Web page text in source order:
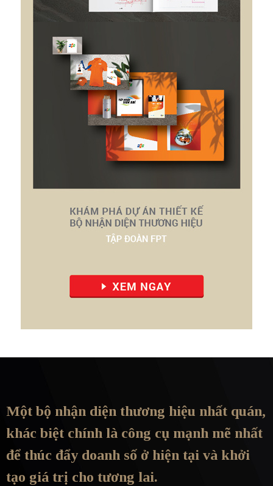
Một bộ nhận diện thương hiệu nhất quán,
khác biệt chính là công cụ mạnh mẽ nhất
để thúc đẩy doanh số ở hiện tại và khởi
tạo giá trị cho tương lai.